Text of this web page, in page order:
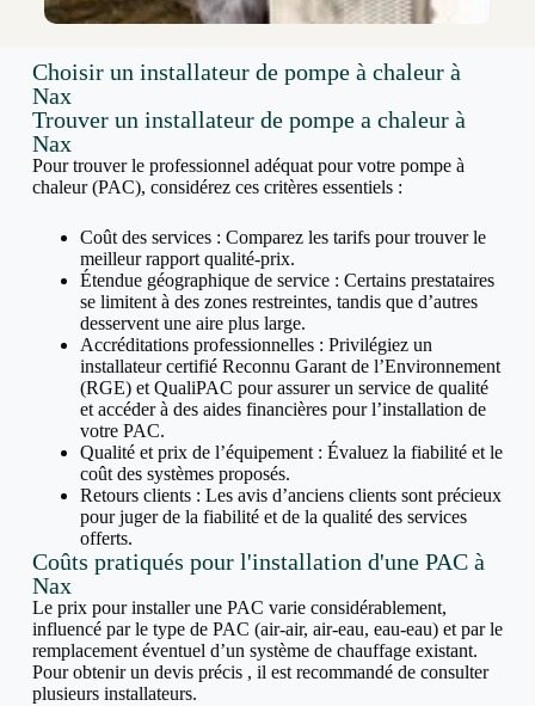
Choisir un installateur de pompe à chaleur à
Nax
Trouver un installateur de pompe a chaleur à
Nax
Pour trouver le professionnel adéquat pour votre pompe à
chaleur (PAC), considérez ces critères essentiels :
Coût des services : Comparez les tarifs pour trouver le
meilleur rapport qualité-prix.
Étendue géographique de service : Certains prestataires
se limitent à des zones restreintes, tandis que d’autres
desservent une aire plus large.
Accréditations professionnelles : Privilégiez un
installateur certifié Reconnu Garant de l’Environnement
(RGE) et QualiPAC pour assurer un service de qualité
et accéder à des aides financières pour l’installation de
votre PAC.
Qualité et prix de l’équipement : Évaluez la fiabilité et le
coût des systèmes proposés.
Retours clients : Les avis d’anciens clients sont précieux
pour juger de la fiabilité et de la qualité des services
offerts.
Coûts pratiqués pour l'installation d'une PAC à
Nax
Le prix pour installer une PAC varie considérablement,
influencé par le type de PAC (air-air, air-eau, eau-eau) et par le
remplacement éventuel d’un système de chauffage existant.
Pour obtenir un devis précis , il est recommandé de consulter
plusieurs installateurs.